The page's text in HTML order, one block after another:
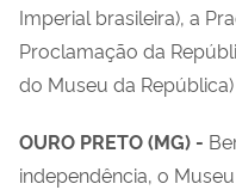
Imperial brasileira), a
Proclamação da
do Museu da
OURO PRETO (MG) -
independência, o